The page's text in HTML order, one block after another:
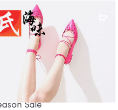
SaleNew Summer